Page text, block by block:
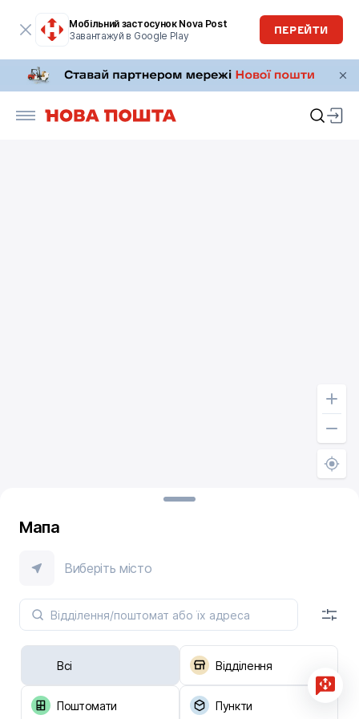
Мобільний застосунок Nova Post
Завантажуй в Google Play
ПЕРЕЙТИ
Мапа
Виберіть місто
Всі Відділення
Поштомати Пункти